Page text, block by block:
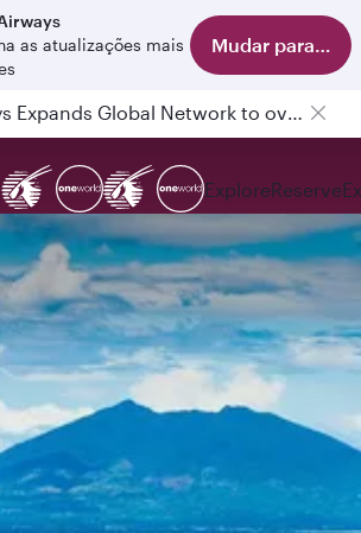
as atualizações mais
Mudar para o
Qatar Airways Expands Global Network to over 160 Destinations
ExploreReserve